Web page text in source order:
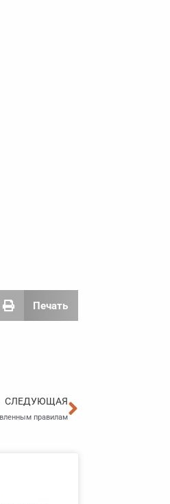
Печать
СЛЕДУЮЩАЯ
правилам